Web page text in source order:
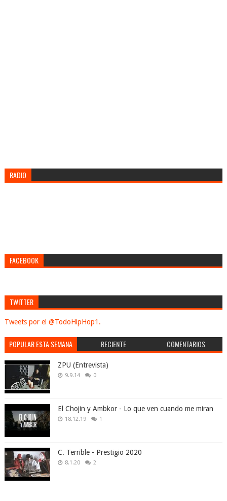
RADIO
FACEBOOK
TWITTER
Tweets por el @TodoHipHop1.
POPULAR ESTA SEMANA RECIENTE COMENTARIOS
ZPU (Entrevista)
9.9.14 0
El Chojin y Ambkor - Lo que ven cuando me miran
18.12.19 1
C. Terrible - Prestigio 2020
8.1.20 2